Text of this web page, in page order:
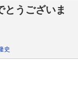
とうございま
史